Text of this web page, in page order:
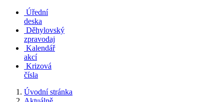
Úřední
deska
Děhylovský
zpravodaj
Kalendář
akcí
Krizová
čísla
Úvodní stránka